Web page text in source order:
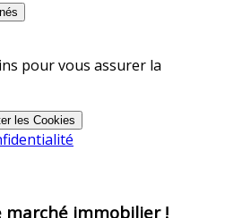
pour vous assurer la
les Cookies
marché immobilier !